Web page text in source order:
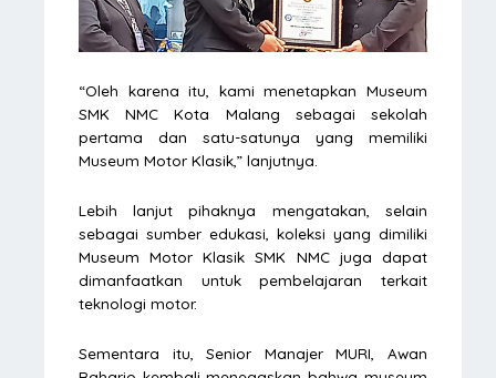
“Oleh karena itu, kami menetapkan Museum
SMK NMC Kota Malang sebagai sekolah
pertama dan satu-satunya yang memiliki
Museum Motor Klasik,” lanjutnya.
Lebih lanjut pihaknya mengatakan, selain
sebagai sumber edukasi, koleksi yang dimiliki
Museum Motor Klasik SMK NMC juga dapat
dimanfaatkan untuk pembelajaran terkait
teknologi motor.
Sementara itu, Senior Manajer MURI, Awan